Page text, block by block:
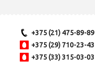
+375 (21) 475-89-89
+375 (29) 710-23-43
+375 (33) 315-03-03